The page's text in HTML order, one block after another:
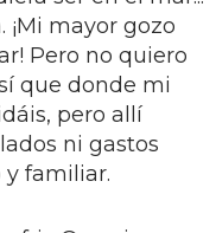
mayor gozo
Pero no quiero
que donde mi
pero allí
ni gastos
y familiar.